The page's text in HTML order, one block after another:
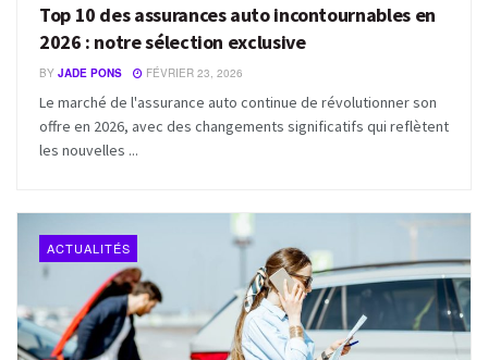
Top 10 des assurances auto incontournables en
2026 : notre sélection exclusive
BY JADE PONS FÉVRIER 23, 2026
Le marché de l'assurance auto continue de révolutionner son
offre en 2026, avec des changements significatifs qui reflètent
les nouvelles ...
ACTUALITÉS